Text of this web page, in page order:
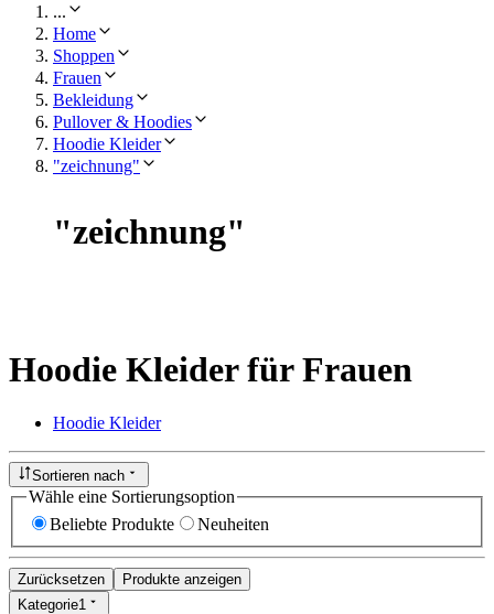
...
Home
Shoppen
Frauen
Bekleidung
Pullover & Hoodies
Hoodie Kleider
"zeichnung"
"zeichnung"
Hoodie Kleider für Frauen
Hoodie Kleider
Sortieren nach
Wähle eine Sortierungsoption
Beliebte Produkte
Neuheiten
Zurücksetzen
Produkte anzeigen
Kategorie1